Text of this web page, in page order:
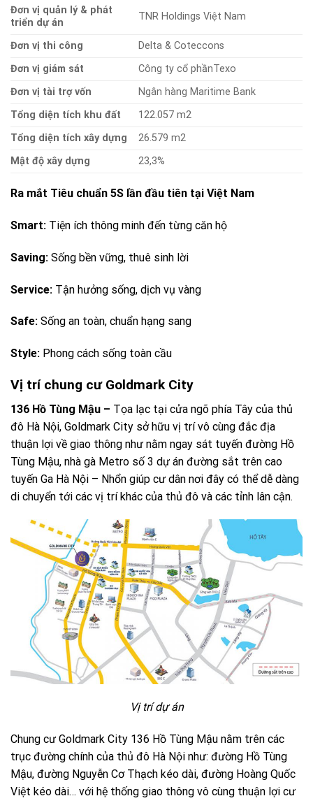
Đơn vị quản lý & phát
triển dự án
TNR Holdings Việt Nam
Đơn vị thi công
Delta & Coteccons
Đơn vị giám sát
Công ty cổ phầnTexo
Đơn vị tài trợ vốn
Ngân hàng Maritime Bank
Tổng diện tích khu đất
122.057 m2
Tổng diện tích xây dựng
26.579 m2
Mật độ xây dựng
23,3%
Ra mắt Tiêu chuẩn 5S lần đầu tiên tại Việt Nam
Smart: Tiện ích thông minh đến từng căn hộ
Saving: Sống bền vững, thuê sinh lời
Service: Tận hưởng sống, dịch vụ vàng
Safe: Sống an toàn, chuẩn hạng sang
Style: Phong cách sống toàn cầu
Vị trí chung cư Goldmark City
136 Hồ Tùng Mậu – Tọa lạc tại cửa ngõ phía Tây của thủ
đô Hà Nội, Goldmark City sở hữu vị trí vô cùng đắc địa
thuận lợi về giao thông như nằm ngay sát tuyến đường Hồ
Tùng Mậu, nhà gà Metro số 3 dự án đường sắt trên cao
tuyến Ga Hà Nội – Nhổn giúp cư dân nơi đây có thể dễ dàng
di chuyển tới các vị trí khác của thủ đô và các tỉnh lân cận.
Vị trí dự án
Chung cư Goldmark City 136 Hồ Tùng Mậu nằm trên các
trục đường chính của thủ đô Hà Nội như: đường Hồ Tùng
Mậu, đường Nguyễn Cơ Thạch kéo dài, đường Hoàng Quốc
Việt kéo dài… với hệ thống giao thông vô cùng thuận lợi cư